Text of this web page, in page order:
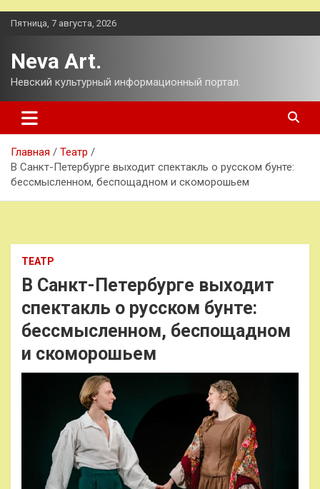
Перейти
Пятница, 7 августа, 2026
Neva Art.
Невский культурный информационный портал.
Главная
Театр
В Санкт-Петербурге выходит спектакль о русском бунте:
бессмысленном, беспощадном и скоморошьем
ТЕАТР
В Санкт-Петербурге выходит
спектакль о русском бунте:
бессмысленном, беспощадном
и скоморошьем